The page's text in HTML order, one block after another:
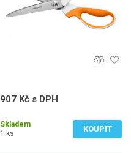
907 Kč s DPH
Skladem
1 ks
KOUPIT